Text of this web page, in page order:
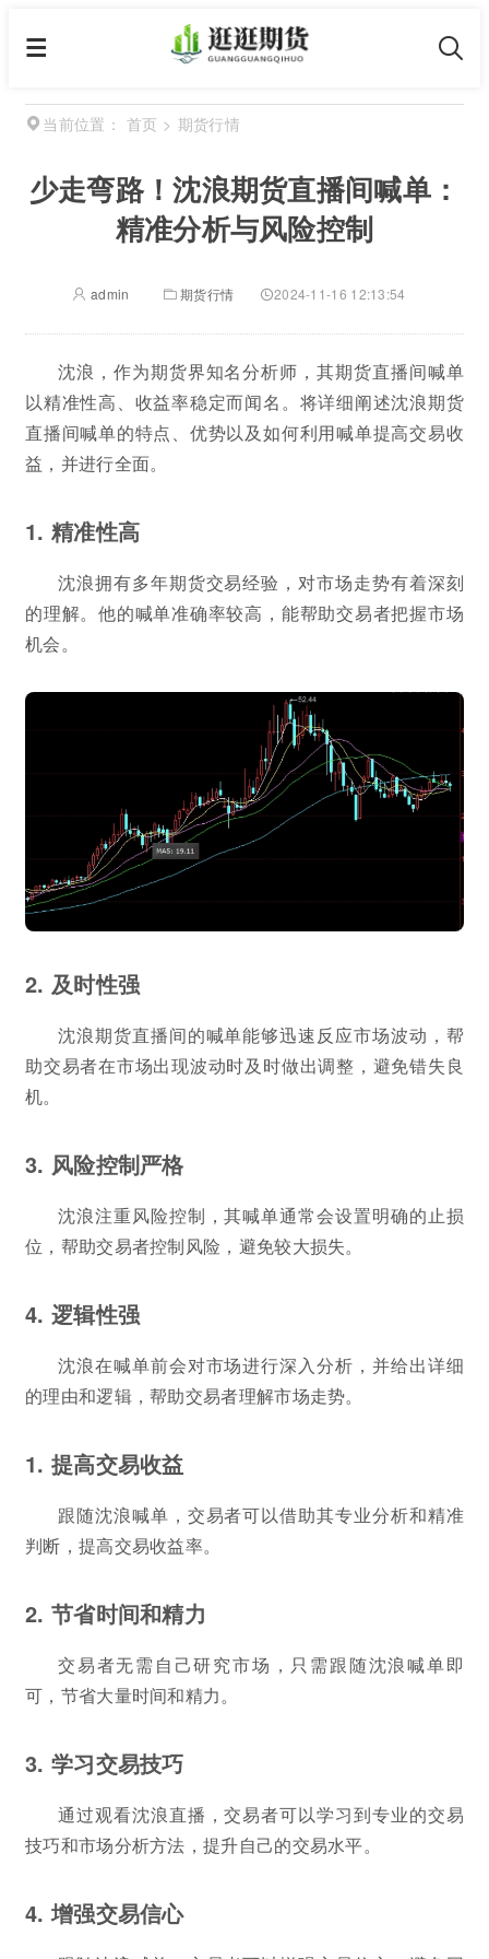
当前位置： 首页 > 期货行情
少走弯路！沈浪期货直播间喊单：
精准分析与风险控制
admin 期货行情 2024-11-16 12:13:54
沈浪，作为期货界知名分析师，其期货直播间喊单
以精准性高、收益率稳定而闻名。将详细阐述沈浪期货
直播间喊单的特点、优势以及如何利用喊单提高交易收
益，并进行全面。
1. 精准性高
沈浪拥有多年期货交易经验，对市场走势有着深刻
的理解。他的喊单准确率较高，能帮助交易者把握市场
机会。
2. 及时性强
沈浪期货直播间的喊单能够迅速反应市场波动，帮
助交易者在市场出现波动时及时做出调整，避免错失良
机。
3. 风险控制严格
沈浪注重风险控制，其喊单通常会设置明确的止损
位，帮助交易者控制风险，避免较大损失。
4. 逻辑性强
沈浪在喊单前会对市场进行深入分析，并给出详细
的理由和逻辑，帮助交易者理解市场走势。
1. 提高交易收益
跟随沈浪喊单，交易者可以借助其专业分析和精准
判断，提高交易收益率。
2. 节省时间和精力
交易者无需自己研究市场，只需跟随沈浪喊单即
可，节省大量时间和精力。
3. 学习交易技巧
通过观看沈浪直播，交易者可以学习到专业的交易
技巧和市场分析方法，提升自己的交易水平。
4. 增强交易信心